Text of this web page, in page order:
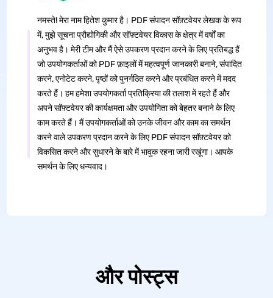
नमस्ते! मेरा नाम हितेश कुमार है। PDF संपादन सॉफ़्टवेयर लेखक के रूप
में, मुझे सूचना प्रौद्योगिकी और सॉफ़्टवेयर विकास के क्षेत्र में वर्षों का
अनुभव है। मेरी टीम और मैं ऐसे उपकरण प्रदान करने के लिए प्रतिबद्ध हैं
जो उपयोगकर्ताओं को PDF फ़ाइलों में महत्वपूर्ण जानकारी बनाने, संपादित
करने, एनोटेट करने, पृष्ठों को पुनर्गठित करने और प्रबंधित करने में मदद
करते हैं। हम हमेशा उपयोगकर्ता प्रतिक्रिया की तलाश में रहते हैं और
अपने सॉफ़्टवेयर की कार्यक्षमता और उपयोगिता को बेहतर बनाने के लिए
काम करते हैं। मैं उपयोगकर्ताओं को उनके जीवन और काम का समर्थन
करने वाले उपकरण प्रदान करने के लिए PDF संपादन सॉफ़्टवेयर को
विकसित करने और सुधारने के बारे में भावुक रहना जारी रखूंगा। आपके
समर्थन के लिए धन्यवाद।
और पोस्ट्स